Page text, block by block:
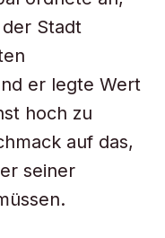
Stadt
er legte Wert
hoch zu
auf das,
seiner